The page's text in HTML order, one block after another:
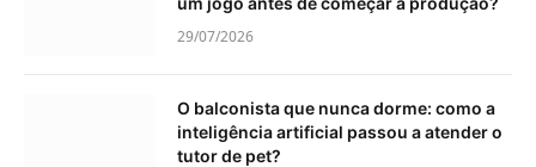
29/07/2026
O balconista que nunca dorme: como a
inteligência artificial passou a atender o
tutor de pet?